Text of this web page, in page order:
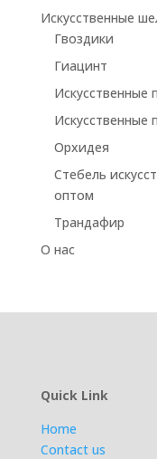
Искусственные
Гвоздики
Гиацинт
Искусственные
Искусственные
Орхидея
Стебель
оптом
Трандафир
О нас
Quick Link
Home
Contact us